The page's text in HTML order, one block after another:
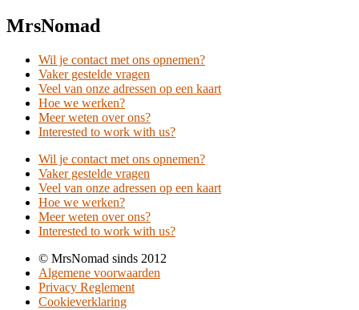
MrsNomad
Wil je contact met ons opnemen?
Vaker gestelde vragen
Veel van onze adressen op een kaart
Hoe we werken?
Meer weten over ons?
Interested to work with us?
Wil je contact met ons opnemen?
Vaker gestelde vragen
Veel van onze adressen op een kaart
Hoe we werken?
Meer weten over ons?
Interested to work with us?
© MrsNomad sinds 2012
Algemene voorwaarden
Privacy Reglement
Cookieverklaring